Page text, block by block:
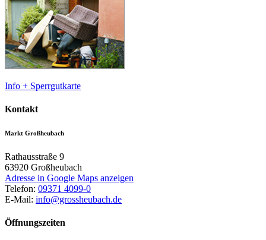
Info + Sperrgutkarte
Kontakt
Markt Großheubach
Rathausstraße 9
63920 Großheubach
Adresse in Google Maps anzeigen
Telefon: 09371 4099-0
E-Mail: info@grossheubach.de
Öffnungszeiten